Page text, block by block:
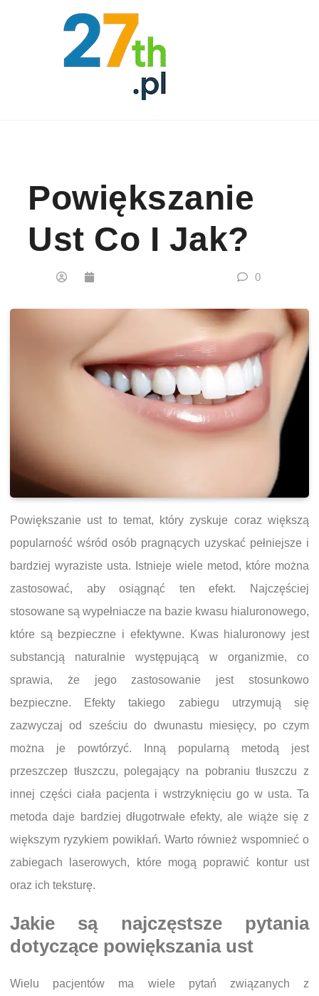
Powiększanie
Ust Co I Jak?
0
Powiększanie ust to temat, który zyskuje coraz większą
popularność wśród osób pragnących uzyskać pełniejsze i
bardziej wyraziste usta. Istnieje wiele metod, które można
zastosować, aby osiągnąć ten efekt. Najczęściej
stosowane są wypełniacze na bazie kwasu hialuronowego,
które są bezpieczne i efektywne. Kwas hialuronowy jest
substancją naturalnie występującą w organizmie, co
sprawia, że jego zastosowanie jest stosunkowo
bezpieczne. Efekty takiego zabiegu utrzymują się
zazwyczaj od sześciu do dwunastu miesięcy, po czym
można je powtórzyć. Inną popularną metodą jest
przeszczep tłuszczu, polegający na pobraniu tłuszczu z
innej części ciała pacjenta i wstrzyknięciu go w usta. Ta
metoda daje bardziej długotrwałe efekty, ale wiąże się z
większym ryzykiem powikłań. Warto również wspomnieć o
zabiegach laserowych, które mogą poprawić kontur ust
oraz ich teksturę.
Jakie są najczęstsze pytania
dotyczące powiększania ust
Wielu pacjentów ma wiele pytań związanych z